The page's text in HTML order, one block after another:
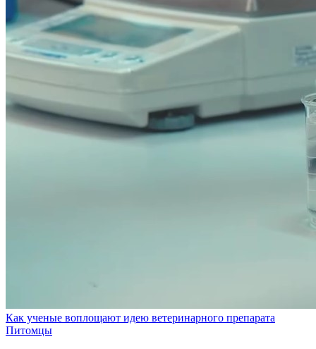
Как ученые воплощают идею ветеринарного препарата
Питомцы